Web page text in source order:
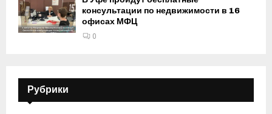
консультации по недвижимости в 16
офисах МФЦ
0
Рубрики